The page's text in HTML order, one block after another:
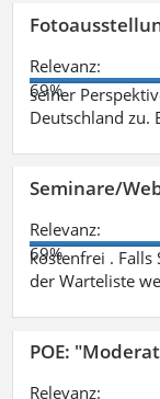
Relevanz:
69%
seiner
Deutschland zu.
Seminare/
Relevanz:
69%
kostenfrei .
der Warteliste
POE:
Relevanz: